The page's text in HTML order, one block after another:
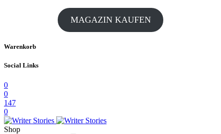
MAGAZIN KAUFEN
Warenkorb
Social Links
0
0
147
0
Shop